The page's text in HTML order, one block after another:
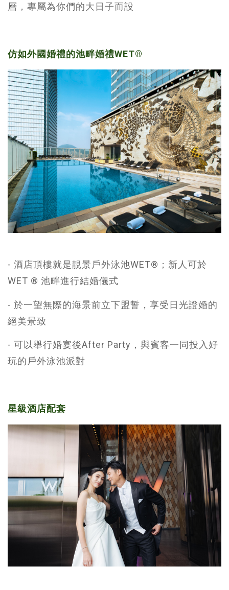
層，專屬為你們的大日子而設
仿如外國婚禮的池畔婚禮WET®
- 酒店頂樓就是靚景戶外泳池WET®；新人可於
WET ® 池畔進行結婚儀式
- 於一望無際的海景前立下盟誓，享受日光證婚的
絕美景致
- 可以舉行婚宴後After Party，與賓客一同投入好
玩的戶外泳池派對
星級酒店配套